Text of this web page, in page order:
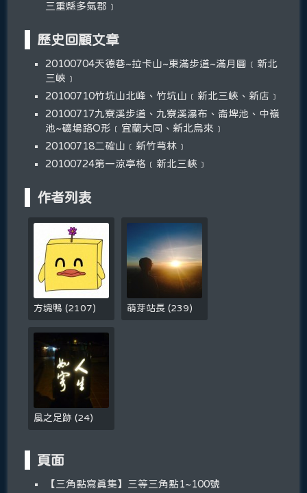
三重縣多氣郡﹞
歷史回顧文章
20100704天德巷~拉卡山~東滿步道~滿月圓﹝新北
三峽﹞
20100710竹坑山北峰、竹坑山﹝新北三峽、新店﹞
20100717九寮溪步道、九寮溪瀑布、崙埤池、中嶺
池~礦場路O形﹝宜蘭大同、新北烏來﹞
20100718二確山﹝新竹芎林﹞
20100724第一涼亭格﹝新北三峽﹞
作者列表
方塊鴨(2107) 萌芽站長(239)
風之足跡(24)
頁面
【三角點寫真集】三等三角點1~100號